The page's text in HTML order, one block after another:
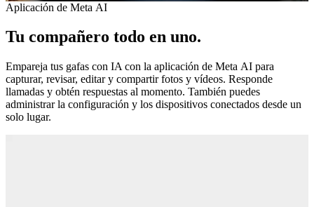
Aplicación de Meta AI
Tu compañero todo en uno.
Empareja tus gafas con IA con la aplicación de Meta AI para
capturar, revisar, editar y compartir fotos y vídeos. Responde
llamadas y obtén respuestas al momento. También puedes
administrar la configuración y los dispositivos conectados desde un
solo lugar.